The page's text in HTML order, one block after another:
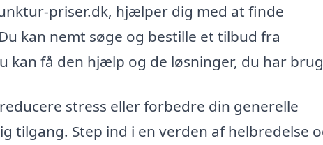
priser.dk, hjælper dig med at finde
kan nemt søge og bestille et tilbud fra
kan få den hjælp og de løsninger, du har
stress eller forbedre din generelle
tilgang. Step ind i en verden af helbredelse